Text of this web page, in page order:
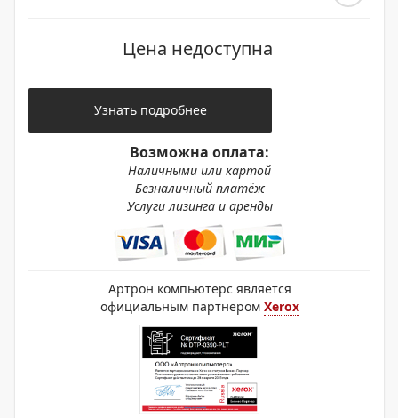
Цена недоступна
Узнать подробнее
Возможна оплата:
Наличными или картой
Безналичный платёж
Услуги лизинга и аренды
Артрон компьютерс является
официальным партнером Xerox